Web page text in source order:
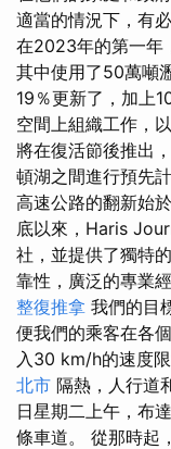
適當的情況下，有
在2023年的第一年
其中使用了50萬噸
19％更新了，加上
空間上組織工作，
將在復活節後推出
頓湖之間進行預先
高速公路的翻新始
底以來，Haris
社，並提供了獨特
靠性，廣泛的專業
整復推拿 我們的目
便我們的乘客在各
入30 km/h的速度
北市 隔熱，人行道
日星期二上午，布
條車道。 從那時起